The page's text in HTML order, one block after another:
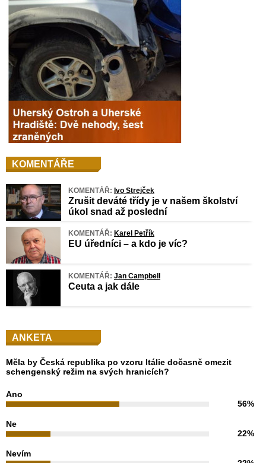
KOMENTÁŘE
KOMENTÁŘ: Ivo Strejček
Zrušit deváté třídy je v našem školství
úkol snad až poslední
KOMENTÁŘ: Karel Petřík
EU úředníci – a kdo je víc?
KOMENTÁŘ: Jan Campbell
Ceuta a jak dále
ANKETA
Měla by Česká republika po vzoru Itálie dočasně omezit
schengenský režim na svých hranicích?
Ano
56%
Ne
22%
Nevím